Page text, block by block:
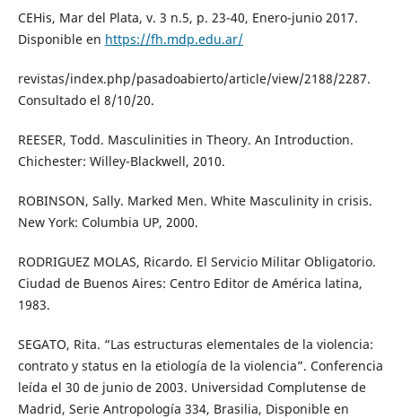
CEHis, Mar del Plata, v. 3 n.5, p. 23-40, Enero-junio 2017.
Disponible en https://fh.mdp.edu.ar/
revistas/index.php/pasadoabierto/article/view/2188/2287.
Consultado el 8/10/20.
REESER, Todd. Masculinities in Theory. An Introduction.
Chichester: Willey-Blackwell, 2010.
ROBINSON, Sally. Marked Men. White Masculinity in crisis.
New York: Columbia UP, 2000.
RODRIGUEZ MOLAS, Ricardo. El Servicio Militar Obligatorio.
Ciudad de Buenos Aires: Centro Editor de América latina,
1983.
SEGATO, Rita. “Las estructuras elementales de la violencia:
contrato y status en la etiología de la violencia”. Conferencia
leída el 30 de junio de 2003. Universidad Complutense de
Madrid, Serie Antropología 334, Brasilia, Disponible en